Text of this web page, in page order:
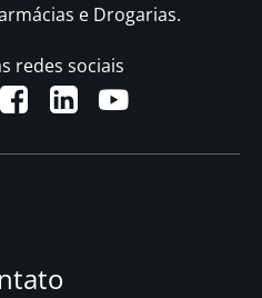
e Drogarias.
redes sociais